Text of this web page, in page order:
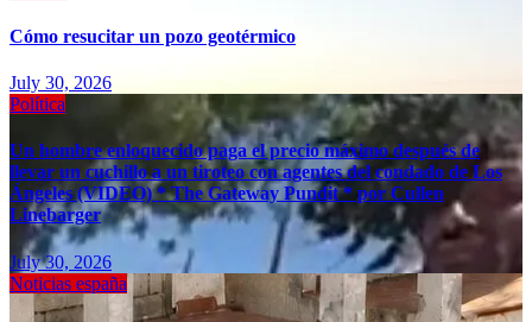
Cómo resucitar un pozo geotérmico
July 30, 2026
Política
Un hombre enloquecido paga el precio máximo después de
llevar un cuchillo a un tiroteo con agentes del condado de Los
Ángeles (VIDEO) * The Gateway Pundit * por Cullen
Linebarger
July 30, 2026
Noticias españa